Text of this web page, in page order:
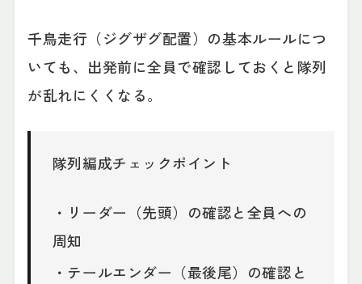
千鳥走行（ジグザグ配置）の基本ルールにつ
いても、出発前に全員で確認しておくと隊列
が乱れにくくなる。
隊列編成チェックポイント
・リーダー（先頭）の確認と全員への
周知
・テールエンダー（最後尾）の確認と